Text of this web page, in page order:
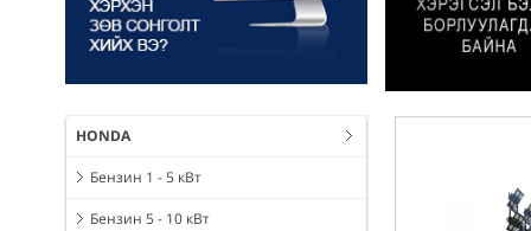
HONDA
Бензин 1 - 5 кВт
Бензин 5 - 10 кВт